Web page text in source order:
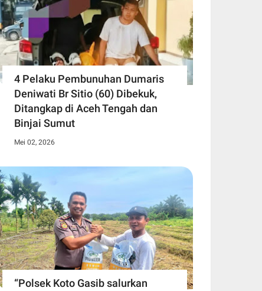
4 Pelaku Pembunuhan Dumaris
Deniwati Br Sitio (60) ‎Dibekuk,
Ditangkap di Aceh Tengah ‎dan
Binjai Sumut
Mei 02, 2026
“Polsek Koto Gasib salurkan